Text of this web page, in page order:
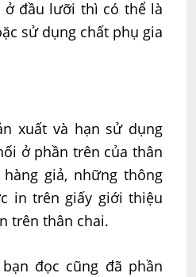
ở đầu lưỡi thì có thể là
sử dụng chất phụ gia
xuất và hạn sử dụng
ở phần trên của thân
giả, những thông
in trên giấy giới thiệu
trên thân chai.
đọc cũng đã phần